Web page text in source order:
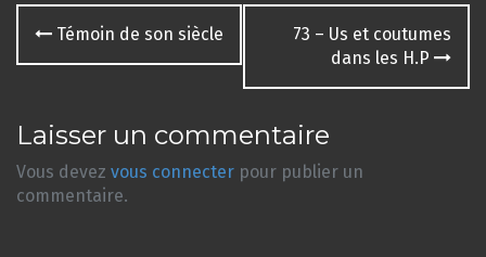
Navigation
des
Témoin de son siècle
73 – Us et coutumes
dans les H.P
Laisser un commentaire
Vous devez vous connecter pour publier un
commentaire.